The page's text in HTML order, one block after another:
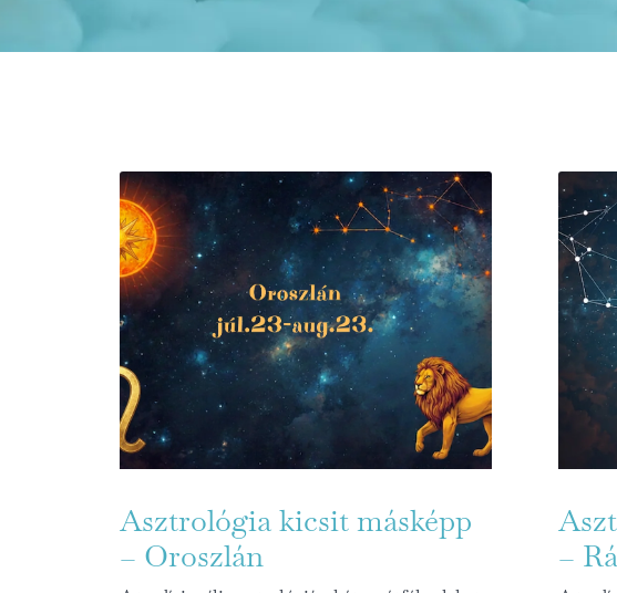
Asztrológia kicsit másképp
– Oroszlán
–